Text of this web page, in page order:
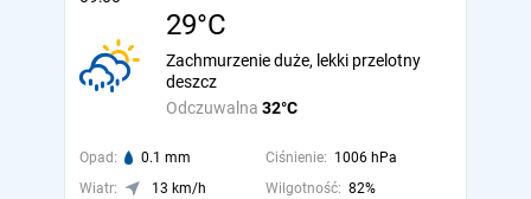
29°C
Odczuwalna 32°C
Zachmurzenie duże, lekki przelotny
deszcz
Opad: 0.1 mm Ciśnienie: 1006 hPa
Wiatr:
13 km/h Wilgotność: 82%